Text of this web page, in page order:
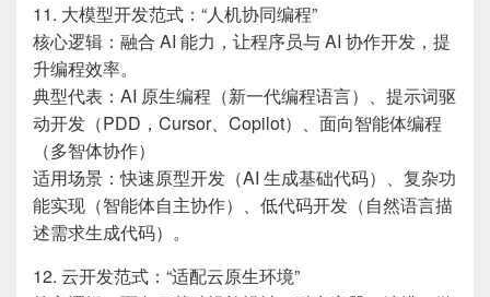
11. 大模型开发范式：“人机协同编程”
核心逻辑：融合 AI 能力，让程序员与 AI 协作开发，提
升编程效率。
典型代表：AI 原生编程（新一代编程语言）、提示词驱
动开发（PDD，Cursor、Copilot）、面向智能体编程
（多智体协作）
适用场景：快速原型开发（AI 生成基础代码）、复杂功
能实现（智能体自主协作）、低代码开发（自然语言描
述需求生成代码）。
12. 云开发范式：“适配云原生环境”